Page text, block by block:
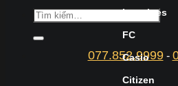
077.852.9999-
Longines
FC
Casio
Citizen